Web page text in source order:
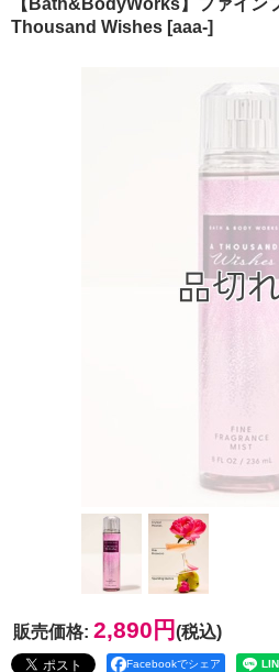
Thousand Wishes [aaa-]
販売価格: 2,890円 (税込)
Facebookでシェア